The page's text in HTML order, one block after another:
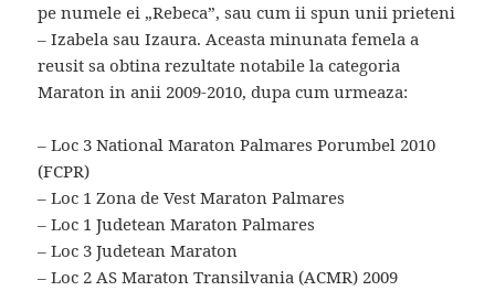
pe numele ei „Rebeca”, sau cum ii spun unii prieteni
– Izabela sau Izaura. Aceasta minunata femela a
reusit sa obtina rezultate notabile la categoria
Maraton in anii 2009-2010, dupa cum urmeaza:
– Loc 3 National Maraton Palmares Porumbel 2010
(FCPR)
– Loc 1 Zona de Vest Maraton Palmares
– Loc 1 Judetean Maraton Palmares
– Loc 3 Judetean Maraton
– Loc 2 AS Maraton Transilvania (ACMR) 2009